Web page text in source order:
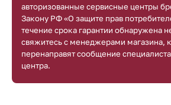
авторизованные сервисные центры
Закону РФ «О защите прав
течение срока гарантии обнаружена
свяжитесь с менеджерами магазина,
перенаправят сообщение
центра.